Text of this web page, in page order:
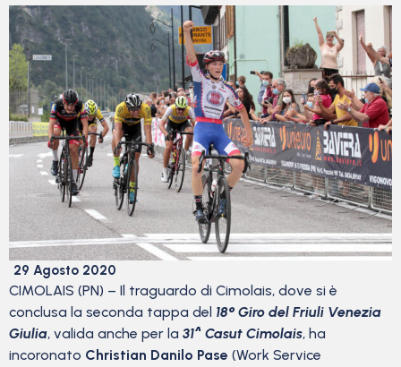
29 Agosto 2020
CIMOLAIS (PN) – Il traguardo di Cimolais, dove si è
conclusa la seconda tappa del 18° Giro del Friuli Venezia
Giulia, valida anche per la 31^ Casut Cimolais, ha
incoronato Christian Danilo Pase (Work Service